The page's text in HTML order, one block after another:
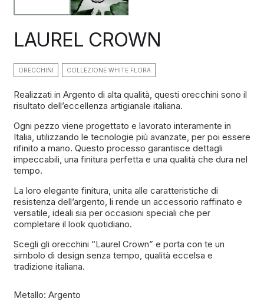
LAUREL CROWN
ORECCHINI COLLEZIONE WHITE FLORA
Realizzati in Argento di alta qualità, questi orecchini sono il
risultato dell’eccellenza artigianale italiana.
Ogni pezzo viene progettato e lavorato interamente in
Italia, utilizzando le tecnologie più avanzate, per poi essere
rifinito a mano. Questo processo garantisce dettagli
impeccabili, una finitura perfetta e una qualità che dura nel
tempo.
La loro elegante finitura, unita alle caratteristiche di
resistenza dell’argento, li rende un accessorio raffinato e
versatile, ideali sia per occasioni speciali che per
completare il look quotidiano.
Scegli gli orecchini “Laurel Crown” e porta con te un
simbolo di design senza tempo, qualità eccelsa e
tradizione italiana.
Metallo: Argento